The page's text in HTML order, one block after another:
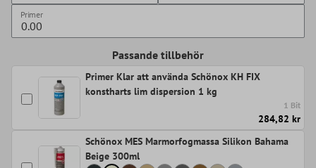
Primer
Passande tillbehör
Primer Klar att använda Schönox KH FIX
konstharts lim dispersion 1 kg
1 Bit
284,82 kr
Schönox MES Marmorfogmassa Silikon Bahama
Beige 300ml